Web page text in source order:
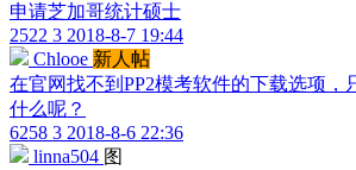
申请芝加哥统计硕士
2522 3 2018-8-7 19:44
Chlooe 新人帖
在官网找不到PP2模考软件的下载选项，
什么呢？
6258 3 2018-8-6 22:36
linna504 图